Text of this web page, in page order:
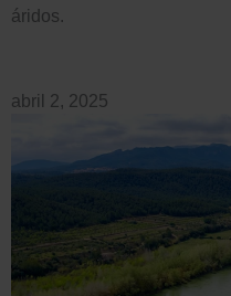
áridos.
abril 2, 2025